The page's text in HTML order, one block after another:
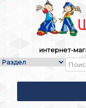
интернет-